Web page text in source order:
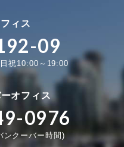
ィス
09
祝10:00～19:00
オフィス
0976
ンクーバー時間)